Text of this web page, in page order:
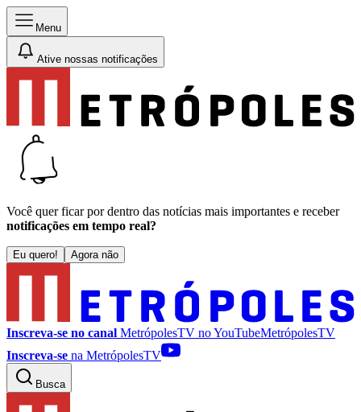
Menu
Ative nossas notificações
Você quer ficar por dentro das notícias mais importantes e receber
notificações em tempo real?
Eu quero! Agora não
Inscreva-se no canal MetrópolesTV noYouTubeMetrópolesTV
Inscreva-se na MetrópolesTV
Busca